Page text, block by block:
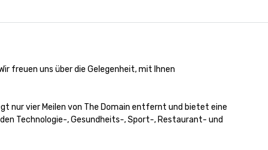
freuen uns über die Gelegenheit, mit Ihnen
nur vier Meilen von The Domain entfernt und bietet eine
Technologie-, Gesundheits-, Sport-, Restaurant- und